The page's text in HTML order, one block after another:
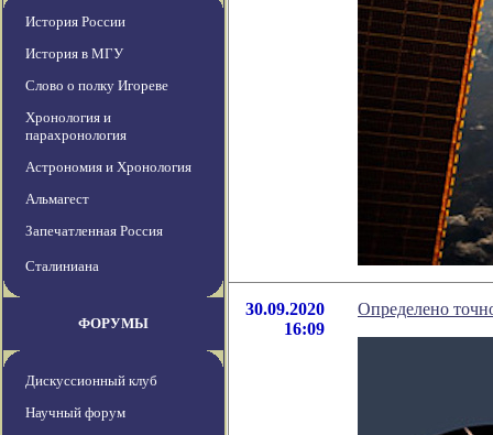
История России
История в МГУ
Слово о полку Игореве
Хронология и
парахронология
Астрономия и Хронология
Альмагест
Запечатленная Россия
Сталиниана
ФОРУМЫ
Дискуссионный клуб
Научный форум
30.09.2020
16:09
Определено